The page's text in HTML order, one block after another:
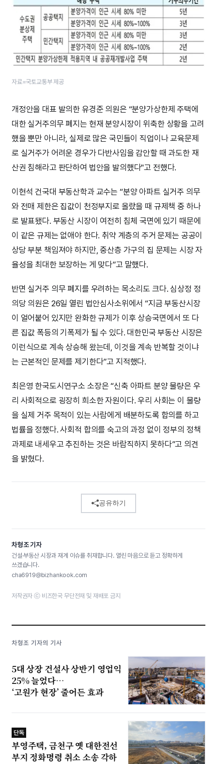
자료=국토교통부 제공
개정안을 대표 발의한 유경준 의원은 “분양가상한제 주택에
대한 실거주의무 폐지는 현재 분양시장이 위축한 상황을 고려
했을 뿐만 아니라, 실제로 많은 국민들이 직업이나 교육문제
로 실거주가 어려운 경우가 다반사임을 감안할 때 과도한 재
산권 침해라고 판단하여 법안을 발의했다"고 전했다.
이현석 건국대 부동산학과 교수는 “분양 아파트 실거주 의무
와 전매 제한은 집값이 천정부지로 올랐을 때 규제책 중 하나
로 발표됐다. 부동산 시장이 여전히 침체 국면에 있기 때문에
이 같은 규제는 없애야 한다. 취약 계층의 주거 문제는 공공이
상당 부분 책임져야 하지만, 중산층 가구의 집 문제는 시장 자
율성을 최대한 보장하는 게 맞다”고 말했다.
반면 실거주 의무 폐지를 우려하는 목소리도 크다. 심상정 정
의당 의원은 26일 열린 법안심사소위에서 “지금 부동산시장
이 얼어붙어 있지만 완화한 규제가 이후 상승국면에서 또 다
른 집값 폭등의 기폭제가 될 수 있다. 대한민국 부동산 시장은
이런식으로 계속 상승해 왔는데, 이것을 계속 반복할 것이냐
는 근본적인 문제를 제기한다”고 지적했다.
최은영 한국도시연구소 소장은 “신축 아파트 분양 물량은 우
리 사회적으로 굉장히 희소한 자원이다. 우리 사회는 이 물량
을 실제 거주 목적이 있는 사람에게 배분하도록 합의를 하고
법률을 정했다. 사회적 합의를 숙고의 과정 없이 정부의 정책
과제로 내세우고 추진하는 것은 바람직하지 못하다”고 의견
을 밝혔다.
공유하기
차형조 기자
건설·부동산 시장과 재계 이슈를 취재합니다. 열린 마음으로 듣고 정확하게
쓰겠습니다.
cha6919@bizhankook.com
저작권자 ⓒ 비즈한국 무단전재 및 재배포 금지
차형조 기자의 기사
5대 상장 건설사 상반기 영업익
25% 늘었다…
‘고원가 현장’ 줄어든 효과
단독
부영주택, 금천구 옛 대한전선
부지 정화명령 취소 소송 각하